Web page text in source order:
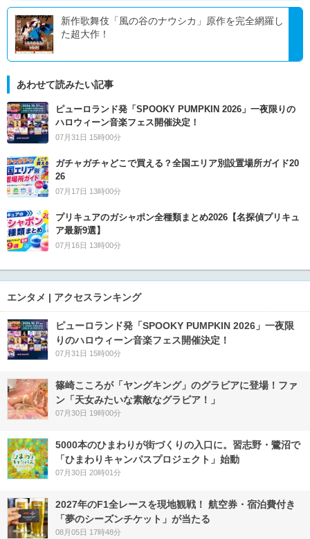
新作歌舞伎「風の谷のナウシカ」原作を完全網羅し
た超大作！
あわせて読みたい記事
ピューロランド発「SPOOKY PUMPKIN 2026」一夜限りの
ハロウィーン音楽フェス開催決定！
07月31日 15時00分
ガチャガチャどこで買える？全国エリア別設置場所ガイド20
26
07月17日 13時00分
プリキュアのガシャポン全種類まとめ2026【名探偵プリキュ
ア最新9選】
07月16日 13時00分
エンタメ | アクセスランキング
ピューロランド発「SPOOKY PUMPKIN 2026」一夜限
りのハロウィーン音楽フェス開催決定！
07月31日 15時00分
篠崎こころが「ヤングキング」のグラビアに登場！ファ
ン「天女みたいな素敵なグラビア！」
07月30日 19時00分
5000本のひまわりが街づくりの入口に。習志野・鷺沼で
「ひまわりキャンパスプロジェクト」始動
07月30日 20時01分
2027年のF1全レースを現地観戦！ 航空券・宿泊費付き
「夢のシーズンチケット」が当たる
08月05日 17時48分